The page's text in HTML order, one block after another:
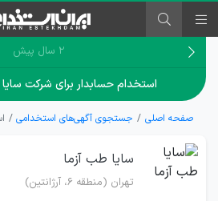
۲ سال پیش
استخدام حسابدار برای شرکت
صفحه اصلی جستجوی آگهی‌های استخدامی
سایا طب آزما
تهران (منطقه ۶، آرژانتین)